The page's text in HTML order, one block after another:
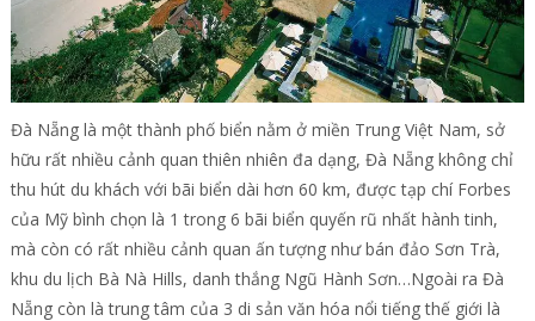
Đà Nẵng là một thành phố biển nằm ở miền Trung Việt Nam, sở
hữu rất nhiều cảnh quan thiên nhiên đa dạng, Đà Nẵng không chỉ
thu hút du khách với bãi biển dài hơn 60 km, được tạp chí Forbes
của Mỹ bình chọn là 1 trong 6 bãi biển quyến rũ nhất hành tinh,
mà còn có rất nhiều cảnh quan ấn tượng như bán đảo Sơn Trà,
khu du lịch Bà Nà Hills, danh thắng Ngũ Hành Sơn…Ngoài ra Đà
Nẵng còn là trung tâm của 3 di sản văn hóa nổi tiếng thế giới là